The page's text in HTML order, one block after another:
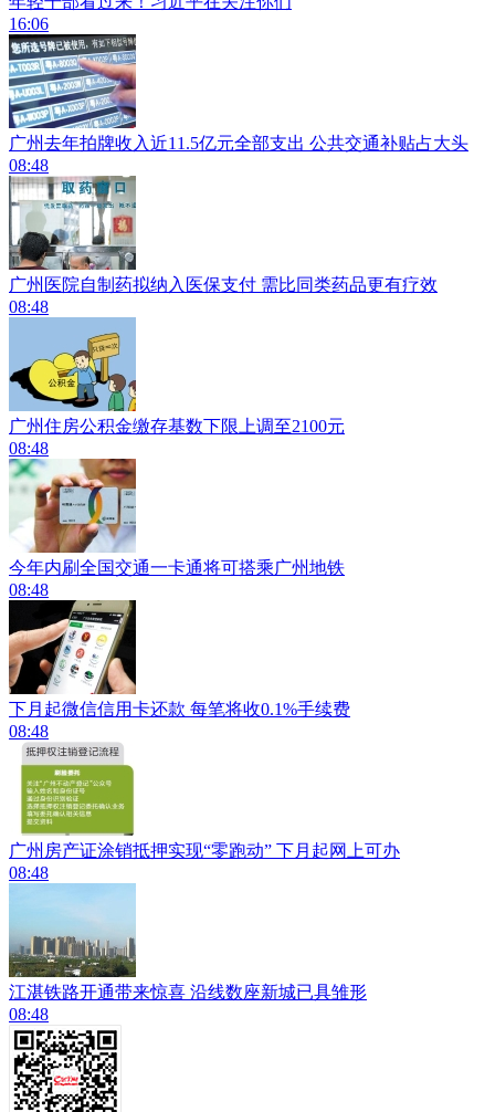
16:06
广州去年拍牌收入近11.5亿元全部支出 公共交通补贴占大头
08:48
广州医院自制药拟纳入医保支付 需比同类药品更有疗效
08:48
广州住房公积金缴存基数下限上调至2100元
08:48
今年内刷全国交通一卡通将可搭乘广州地铁
08:48
下月起微信信用卡还款 每笔将收0.1%手续费
08:48
广州房产证涂销抵押实现“零跑动” 下月起网上可办
08:48
江湛铁路开通带来惊喜 沿线数座新城已具雏形
08:48